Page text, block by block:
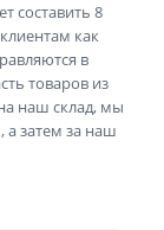
составить 8
как
в
товаров из
наш склад, мы
затем за наш